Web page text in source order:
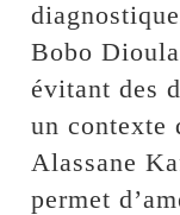
Bobo
évitant des
un contexte
Alassane
permet